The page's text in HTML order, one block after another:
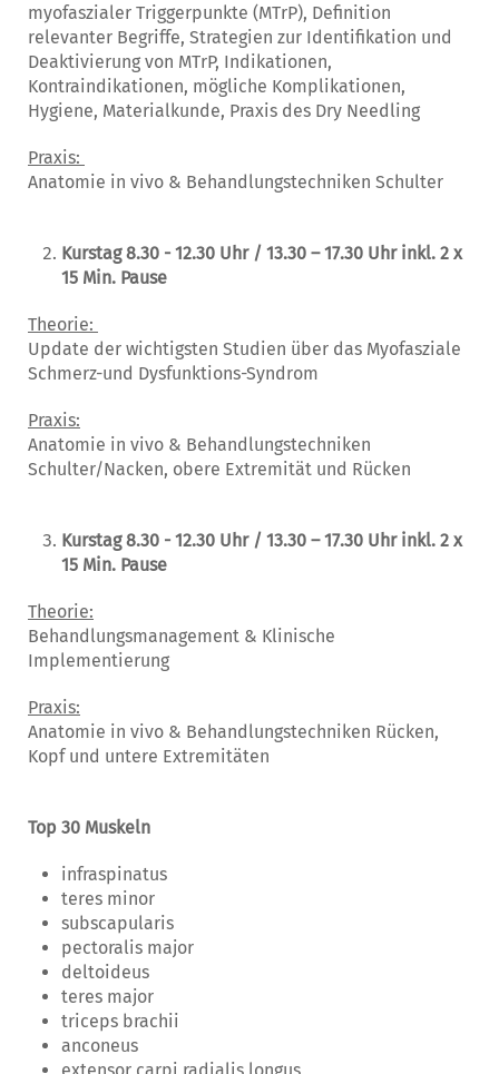
myofaszialer Triggerpunkte (MTrP), Definition
relevanter Begriffe, Strategien zur Identifikation und
Deaktivierung von MTrP, Indikationen,
Kontraindikationen, mögliche Komplikationen,
Hygiene, Materialkunde, Praxis des Dry Needling
Praxis:
Anatomie in vivo & Behandlungstechniken Schulter
Kurstag 8.30 - 12.30 Uhr / 13.30 – 17.30 Uhr inkl. 2 x
15 Min. Pause
Theorie:
Update der wichtigsten Studien über das Myofasziale
Schmerz-und Dysfunktions-Syndrom
Praxis:
Anatomie in vivo & Behandlungstechniken
Schulter/Nacken, obere Extremität und Rücken
Kurstag 8.30 - 12.30 Uhr / 13.30 – 17.30 Uhr inkl. 2 x
15 Min. Pause
Theorie:
Behandlungsmanagement & Klinische
Implementierung
Praxis:
Anatomie in vivo & Behandlungstechniken Rücken,
Kopf und untere Extremitäten
Top 30 Muskeln
infraspinatus
teres minor
subscapularis
pectoralis major
deltoideus
teres major
triceps brachii
anconeus